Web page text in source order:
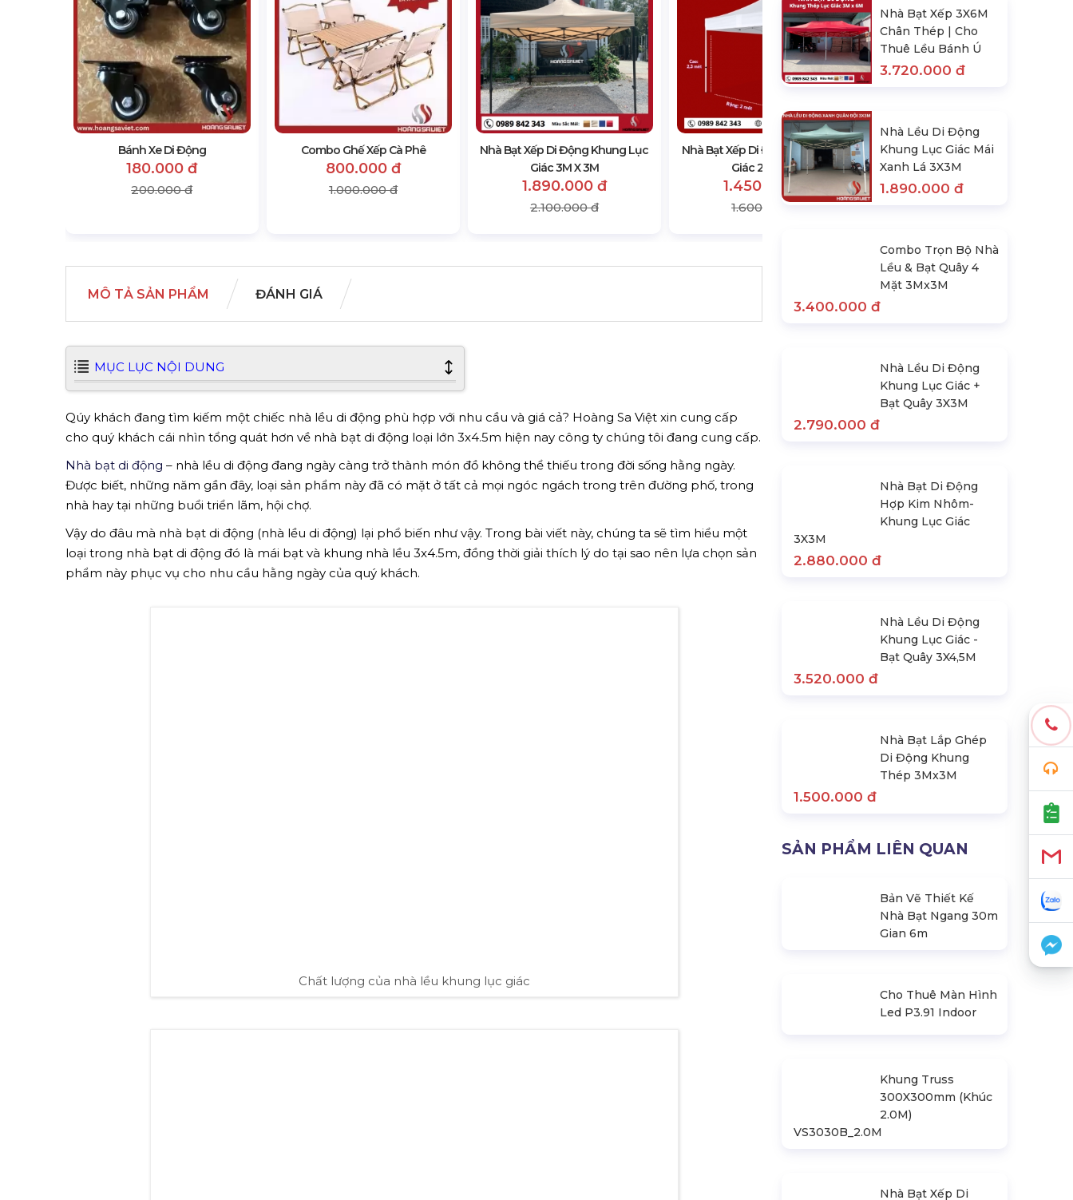
Bánh Xe Di Động
180.000 đ
200.000 đ
Combo Ghế Xếp Cà Phê
800.000 đ
1.000.000 đ
Nhà Bạt Xếp Di Động Khung Lục
Giác 3M X 3M
1.890.000 đ
2.100.000 đ
Nhà Bạt Xếp Di Động Khung Lục
Giác 2M X 2M
1.450.000 đ
1.600.000 đ
1.890.000 đ
2.100.000 đ
MÔ TẢ SẢN PHẨM ĐÁNH GIÁ
MỤC LỤC NỘI DUNG
Qúy khách đang tìm kiếm một chiếc nhà lều di động phù hợp với nhu cầu và giá cả? Hoàng Sa Việt xin cung cấp
cho quý khách cái nhìn tổng quát hơn về nhà bạt di động loại lớn 3x4.5m hiện nay công ty chúng tôi đang cung cấp.
Nhà bạt di động – nhà lều di động đang ngày càng trở thành món đồ không thể thiếu trong đời sống hằng ngày.
Được biết, những năm gần đây, loại sản phẩm này đã có mặt ở tất cả mọi ngóc ngách trong trên đường phố, trong
nhà hay tại những buổi triển lãm, hội chợ.
Vậy do đâu mà nhà bạt di động (nhà lều di động) lại phổ biến như vậy. Trong bài viết này, chúng ta sẽ tìm hiểu một
loại trong nhà bạt di động đó là mái bạt và khung nhà lều 3x4.5m, đồng thời giải thích lý do tại sao nên lựa chọn sản
phẩm này phục vụ cho nhu cầu hằng ngày của quý khách.
Nhà Bạt Xếp 3X6M
Chân Thép | Cho
Thuê Lều Bánh Ú
3.720.000 đ
Nhà Lều Di Động
Khung Lục Giác Mái
Xanh Lá 3X3M
1.890.000 đ
Combo Trọn Bộ Nhà
Lều & Bạt Quây 4
Mặt 3Mx3M
3.400.000 đ
Nhà Lều Di Động
Khung Lục Giác +
Bạt Quây 3X3M
Nhà Bạt Di Động
Hợp Kim Nhôm-
Khung Lục Giác
2.880.000 đ
Nhà Lều Di Động
Khung Lục Giác -
Bạt Quây 3X4,5M
Nhà Bạt Lắp Ghép
Di Động Khung
Thép 3Mx3M
SẢN PHẨM LIÊN QUAN
Bản Vẽ Thiết Kế
Nhà Bạt Ngang 30m
Gian 6m
Cho Thuê Màn Hình
Khung Truss
300X300mm (Khúc
2.0M)